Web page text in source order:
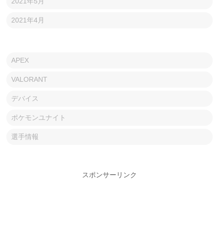
2021年4月
APEX
VALORANT
デバイス
ポケモンユナイト
選手情報
スポンサーリンク